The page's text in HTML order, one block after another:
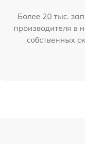
Более 20 тыс.
производителя в
собственных